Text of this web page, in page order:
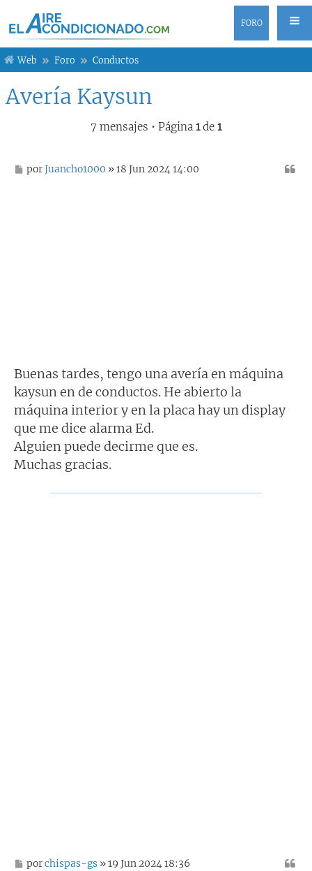
FORO
Web Foro Conductos
Avería Kaysun
7 mensajes • Página 1de 1
M
porJuancho1000 » 18 Jun 2024 14:00
Buenas tardes, tengo una avería en máquina
kaysun en de conductos. He abierto la
máquina interior y en la placa hay un display
que me dice alarma Ed.
Alguien puede decirme que es.
Muchas gracias.
M
porchispas-gs » 19 Jun 2024 18:36